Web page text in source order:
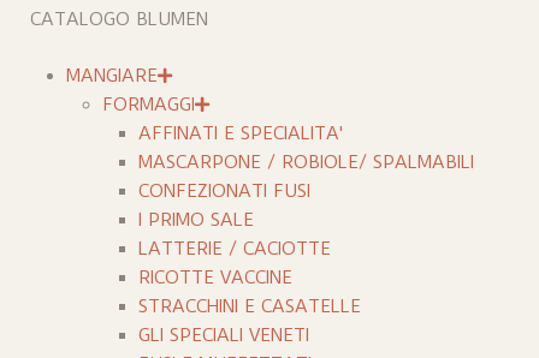
CATALOGO BLUMEN
MANGIARE
FORMAGGI
AFFINATI E SPECIALITA'
MASCARPONE / ROBIOLE/ SPALMABILI
CONFEZIONATI FUSI
I PRIMO SALE
LATTERIE / CACIOTTE
RICOTTE VACCINE
STRACCHINI E CASATELLE
GLI SPECIALI VENETI